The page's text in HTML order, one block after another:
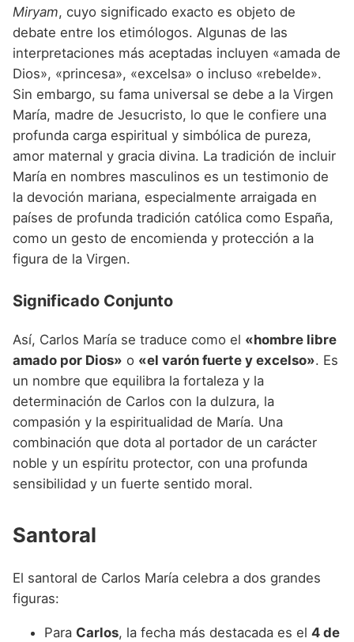
Miryam, cuyo significado exacto es objeto de
debate entre los etimólogos. Algunas de las
interpretaciones más aceptadas incluyen «amada de
Dios», «princesa», «excelsa» o incluso «rebelde».
Sin embargo, su fama universal se debe a la Virgen
María, madre de Jesucristo, lo que le confiere una
profunda carga espiritual y simbólica de pureza,
amor maternal y gracia divina. La tradición de incluir
María en nombres masculinos es un testimonio de
la devoción mariana, especialmente arraigada en
países de profunda tradición católica como España,
como un gesto de encomienda y protección a la
figura de la Virgen.
Significado Conjunto
Así, Carlos María se traduce como el «hombre libre
amado por Dios» o «el varón fuerte y excelso». Es
un nombre que equilibra la fortaleza y la
determinación de Carlos con la dulzura, la
compasión y la espiritualidad de María. Una
combinación que dota al portador de un carácter
noble y un espíritu protector, con una profunda
sensibilidad y un fuerte sentido moral.
Santoral
El santoral de Carlos María celebra a dos grandes
figuras:
Para Carlos, la fecha más destacada es el 4 de